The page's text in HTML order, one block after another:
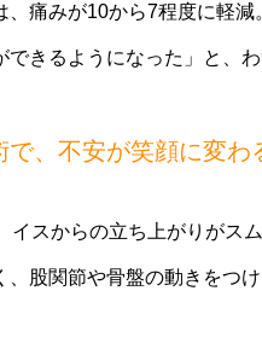
、痛みが10から7程度に軽減
できるようになった」と、
で、不安が笑顔に変わ
イスからの立ち上がりがス
、股関節や骨盤の動きをつ